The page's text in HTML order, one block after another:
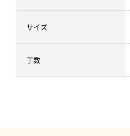
サイズ
丁数